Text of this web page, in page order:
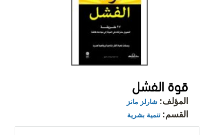
قوة الفشل
المؤلف: شارلز مانز
القسم: تنمية بشرية